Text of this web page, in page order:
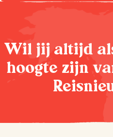
Wil jij altijd
hoogte zijn